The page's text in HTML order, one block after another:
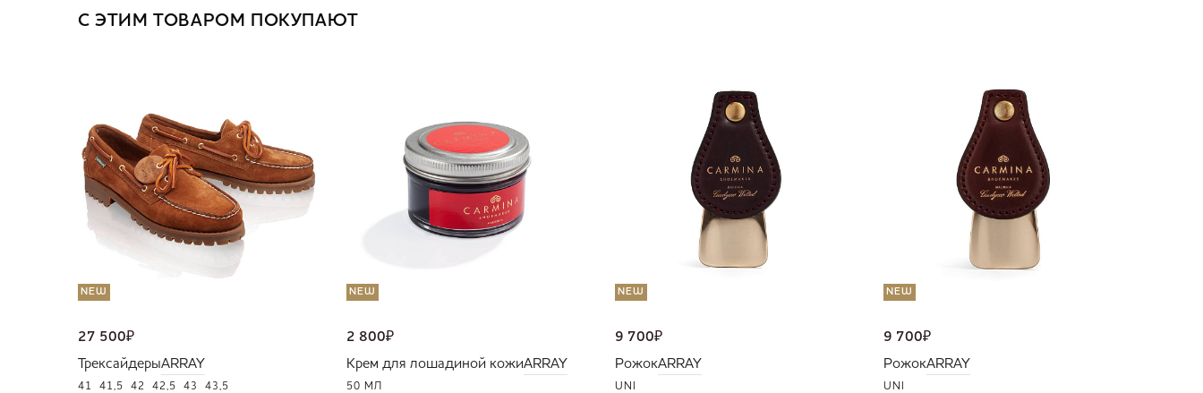
С ЭТИМ ТОВАРОМ ПОКУПАЮТ
NEW
27 500₽
ТрексайдерыARRAY
41 41,5 42 42,5 43 43,5
NEW
2 800₽
Крем для лошадиной кожиARRAY
50 МЛ
NEW
9 700₽
РожокARRAY
UNI
NEW
9 700₽
РожокARRAY
UNI